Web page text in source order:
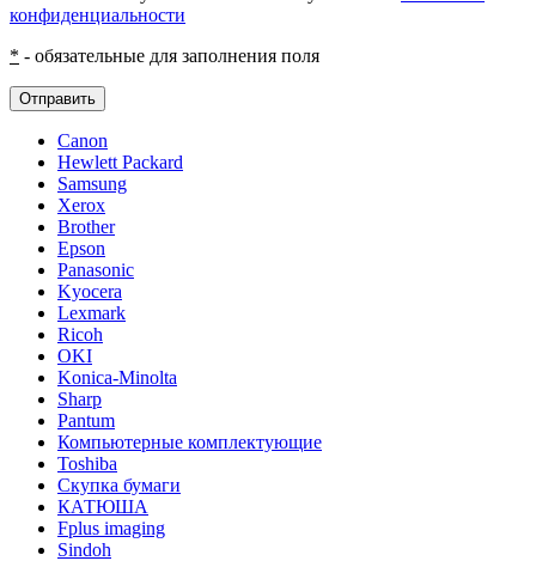
конфиденциальности
* - обязательные для заполнения поля
Отправить
Canon
Hewlett Packard
Samsung
Xerox
Brother
Epson
Panasonic
Kyocera
Lexmark
Ricoh
OKI
Konica-Minolta
Sharp
Pantum
Компьютерные комплектующие
Toshiba
Скупка бумаги
КАТЮША
Fplus imaging
Sindoh